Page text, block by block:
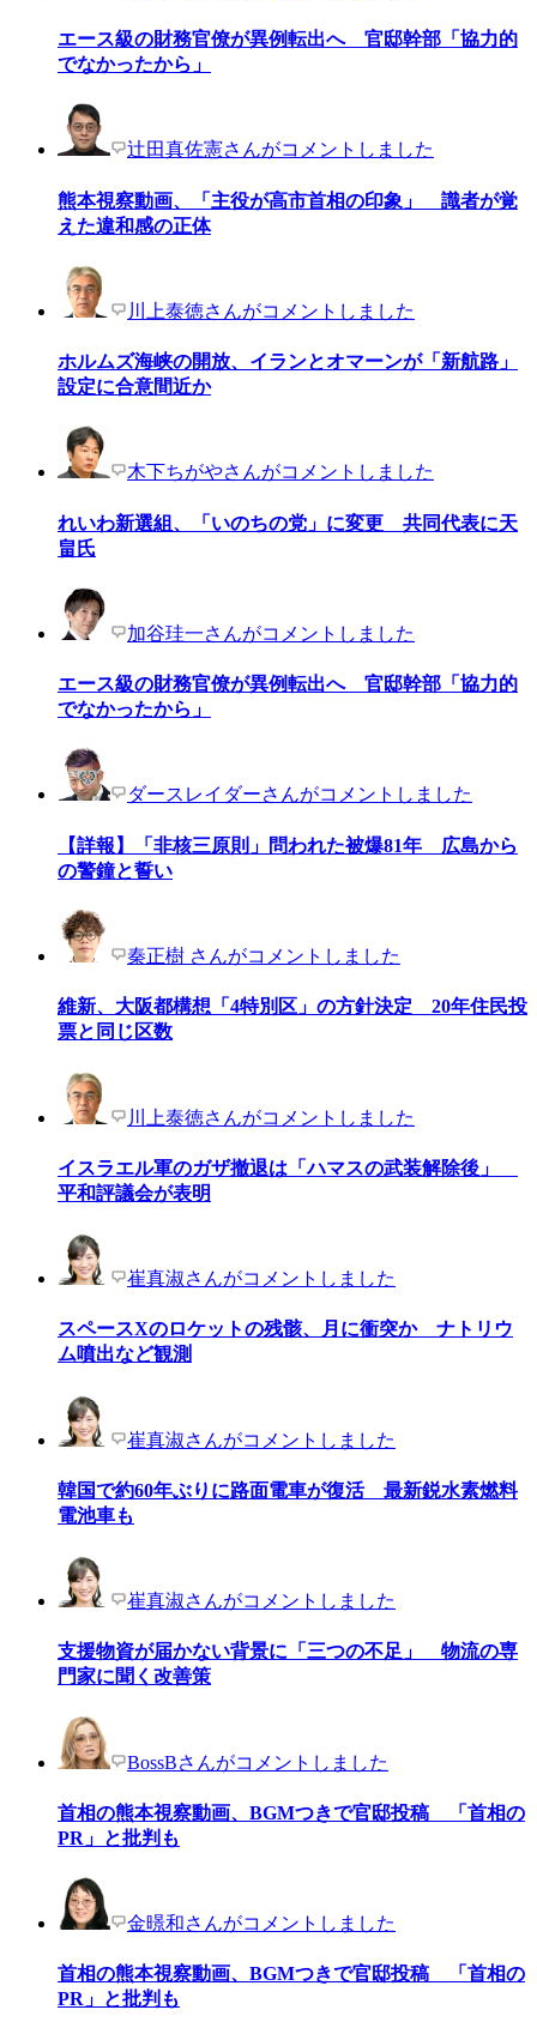
エース級の財務官僚が異例転出へ 官邸幹部「協力的
でなかったから」
辻田真佐憲さんがコメントしました
熊本視察動画、「主役が高市首相の印象」 識者が覚
えた違和感の正体
川上泰徳さんがコメントしました
ホルムズ海峡の開放、イランとオマーンが「新航路」
設定に合意間近か
木下ちがやさんがコメントしました
れいわ新選組、「いのちの党」に変更 共同代表に天
畠氏
加谷珪一さんがコメントしました
エース級の財務官僚が異例転出へ 官邸幹部「協力的
でなかったから」
ダースレイダーさんがコメントしました
【詳報】「非核三原則」問われた被爆81年 広島から
の警鐘と誓い
秦正樹 さんがコメントしました
維新、大阪都構想「4特別区」の方針決定 20年住民投
票と同じ区数
川上泰徳さんがコメントしました
イスラエル軍のガザ撤退は「ハマスの武装解除後」
平和評議会が表明
崔真淑さんがコメントしました
スペースXのロケットの残骸、月に衝突か ナトリウ
ム噴出など観測
崔真淑さんがコメントしました
韓国で約60年ぶりに路面電車が復活 最新鋭水素燃料
電池車も
崔真淑さんがコメントしました
支援物資が届かない背景に「三つの不足」 物流の専
門家に聞く改善策
BossBさんがコメントしました
首相の熊本視察動画、BGMつきで官邸投稿 「首相の
PR」と批判も
金暻和さんがコメントしました
首相の熊本視察動画、BGMつきで官邸投稿 「首相の
PR」と批判も